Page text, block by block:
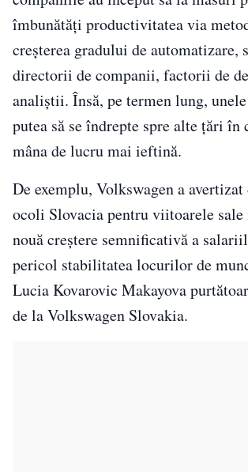
îmbunătăţi productivitatea via
creşterea gradului de automatizare,
directorii de companii, factorii de
analiştii. Însă, pe termen lung,
putea să se îndrepte spre alte ţări în
mâna de lucru mai ieftină.
De exemplu, Volkswagen a avertizat
ocoli Slovacia pentru viitoarele
nouă creştere semnificativă a
pericol stabilitatea locurilor de
Lucia Kovarovic Makayova
de la Volkswagen Slovakia.